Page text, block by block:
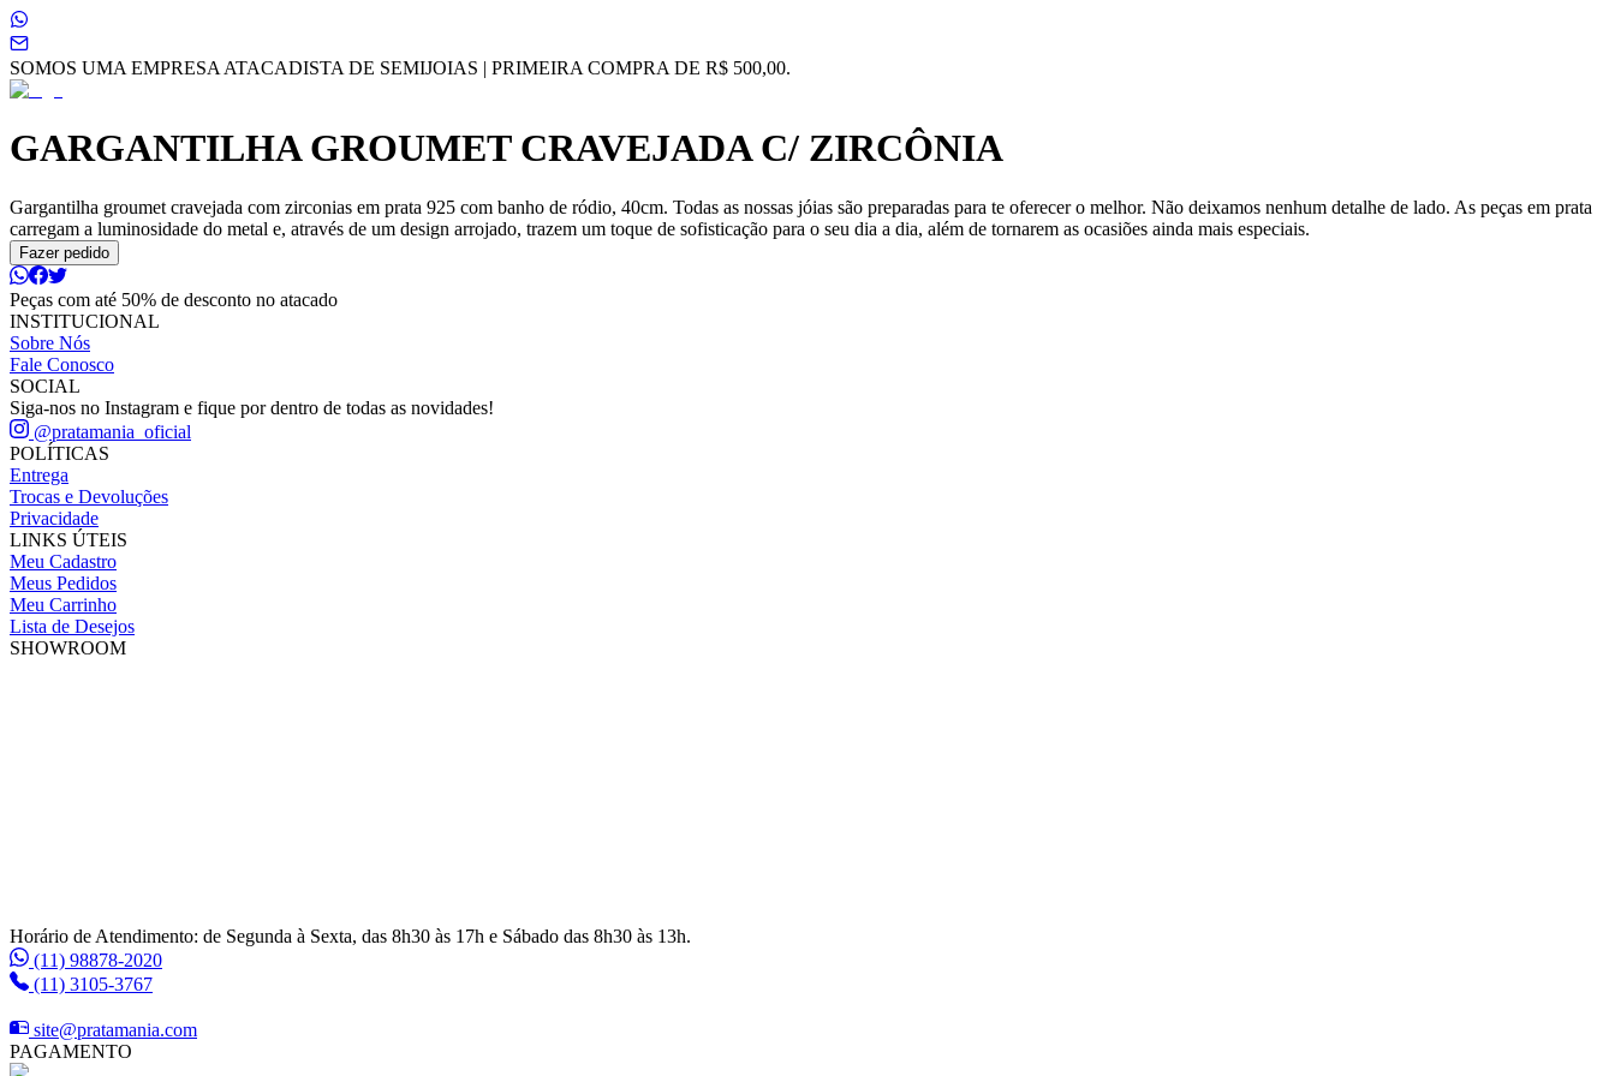
SOMOS UMA EMPRESA ATACADISTA DE SEMIJOIAS | PRIMEIRA COMPRA DE R$ 500,00.
GARGANTILHA GROUMET CRAVEJADA C/ ZIRCÔNIA
Gargantilha groumet cravejada com zirconias em prata 925 com banho de ródio, 40cm. Todas as nossas jóias são preparadas para te oferecer o melhor. Não deixamos nenhum detalhe de lado. As peças em prata
carregam a luminosidade do metal e, através de um design arrojado, trazem um toque de sofisticação para o seu dia a dia, além de tornarem as ocasiões ainda mais especiais.
Fazer pedido
Peças com até 50% de desconto no atacado
INSTITUCIONAL
Sobre Nós
Fale Conosco
SOCIAL
Siga-nos no Instagram e fique por dentro de todas as novidades!
@pratamania_oficial
POLÍTICAS
Entrega
Trocas e Devoluções
Privacidade
LINKS ÚTEIS
Meu Cadastro
Meus Pedidos
Meu Carrinho
Lista de Desejos
SHOWROOM
Horário de Atendimento: de Segunda à Sexta, das 8h30 às 17h e Sábado das 8h30 às 13h.
(11) 98878-2020
(11) 3105-3767
site@pratamania.com
PAGAMENTO